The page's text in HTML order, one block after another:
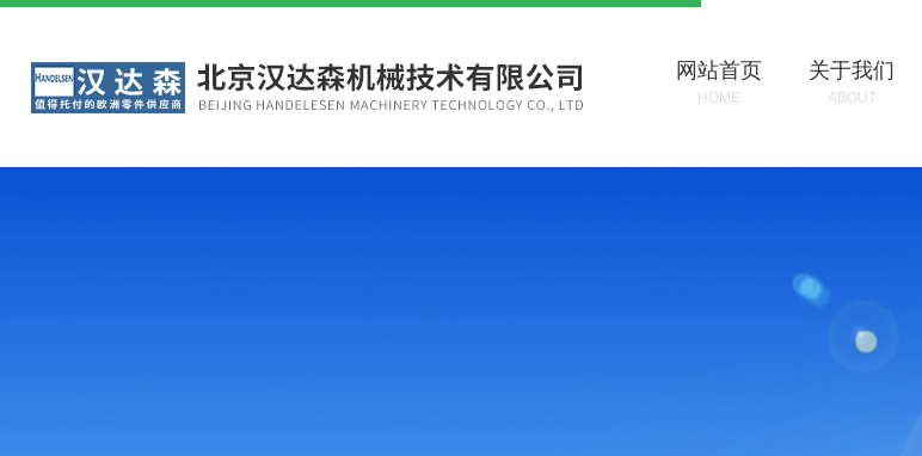
网站首页
HOME
关于我们
ABOUT